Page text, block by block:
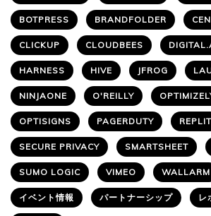
BOTPRESS BRANDFOLDER
CLICKUP CLOUDBEES
HARNESS HIVE JFROG
NINJAONE O'REILLY
OPTISIGNS PAGERDUTY REPLIT
SECURE PRIVACY SMARTSHEET
SUMO LOGIC VIMEO WALLARM
イベント情報 パートナーシップ レ